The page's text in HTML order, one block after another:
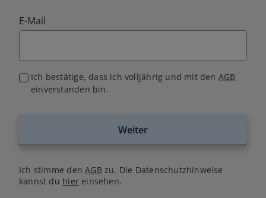
E-Mail
Ich bestätige, dass ich volljährig und mit den AGB
einverstanden bin.
Weiter
Ich stimme denAGB zu. Die Datenschutzhinweise
kannst du hiereinsehen.